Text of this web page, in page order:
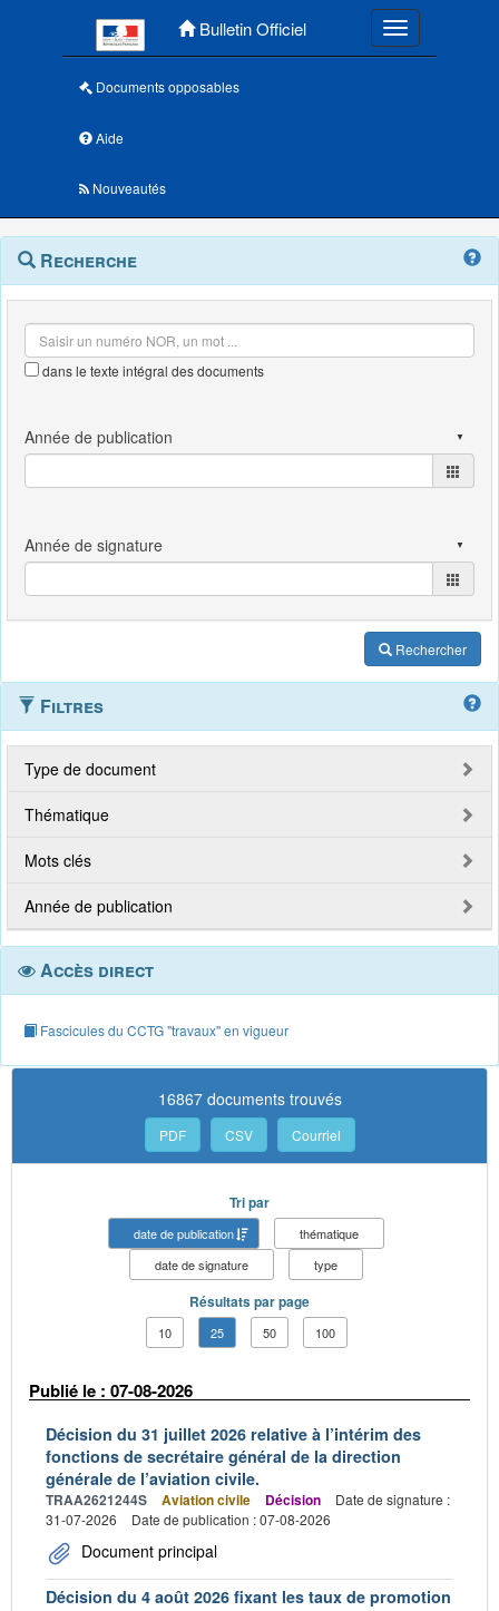
Bulletin Officiel Toggle
Documents opposables
Aide
Nouveautés
Navigation
outils
Menu
contextuel
Recherche
dans le texte intégral des documents
Rechercher
Filtres
Type de document
Thématique
Mots clés
Année de publication
Accès direct
Fascicules du CCTG "travaux" en vigueur
16867 documents trouvés
PDF CSV Courriel
Tri par
date de publication
thématique
date de signature
type
Résultats par page
10 25 50 100
Publié le : 07-08-2026
Décision du 31 juillet 2026 relative à l’intérim des
fonctions de secrétaire général de la direction
générale de l’aviation civile.
TRAA2621244S Aviation civile Décision
Date de signature :
31-07-2026
Date de publication : 07-08-2026
Document principal
Décision du 4 août 2026 fixant les taux de promotion